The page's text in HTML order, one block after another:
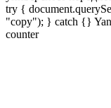
try {
"copy"); } catch {}
counter